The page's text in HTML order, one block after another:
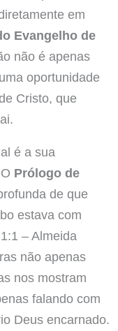
em
Evangelho de
não é apenas
oportunidade
Cristo, que
é a sua
Prólogo de
de que
estava com
– Almeida
não apenas
nos mostram
falando com
Deus encarnado.